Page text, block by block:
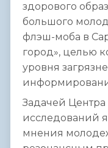
здорового
большого
флэш-моба в
город», целью
уровня
Задачей
исследований
мнения